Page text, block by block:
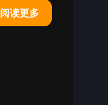
阅读更多